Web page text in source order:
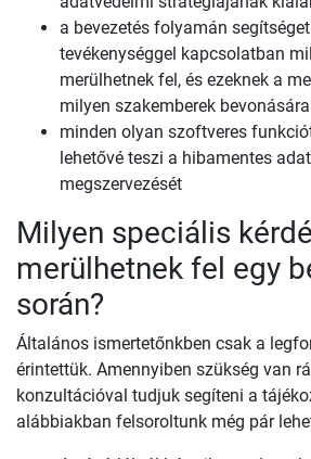
a bevezetés folyamán
tevékenységgel kapcsolatban
merülhetnek fel, és ezeknek a
milyen szakemberek
minden olyan szoftveres
lehetővé teszi a hibamentes
megszervezését
Milyen speciális
merülhetnek fel egy
során?
Általános ismertetőnkben csak a
érintettük. Amennyiben szükség van
konzultációval tudjuk segíteni a
alábbiakban felsoroltunk még pár